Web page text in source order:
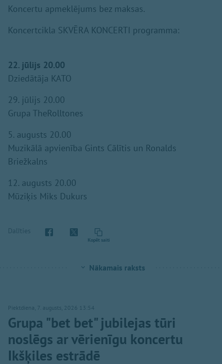
Koncertu apmeklējums bez maksas.
Koncertcikla SKVĒRA KONCERTI programma:
22. jūlijs 20.00
Dziedātāja KATO
29. jūlijs 20.00
Grupa TheRolltones
5. augusts 20.00
Muzikālā apvienība Gints Cālītis un Ronalds
Briežkalns
12. augusts 20.00
Mūziķis Miks Dukurs
Dalīties
Kopēt saiti
Nākamais raksts
Piektdiena, 7. augusts, 2026 13:54
Grupa "bet bet" jubilejas tūri
noslēgs ar vērienīgu koncertu
Ikšķiles estrādē